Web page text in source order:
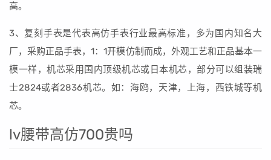
高。
3、复刻手表是代表高仿手表行业最高标准，多为国内知名大
厂，采购正品手表，1：1开模仿制而成，外观工艺和正品基本一
模一样，机芯采用国内顶级机芯或日本机芯，部分可以组装瑞
士2824或者2836机芯。如：海鸥，天津，上海，西铁城等机
芯。
lv腰带高仿700贵吗